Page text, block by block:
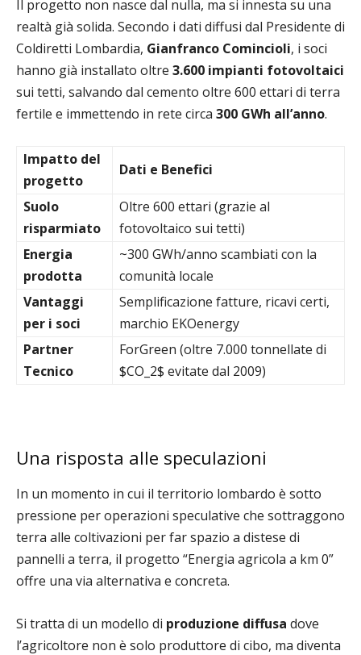
Il progetto non nasce dal nulla, ma si innesta su una
realtà già solida. Secondo i dati diffusi dal Presidente di
Coldiretti Lombardia, Gianfranco Comincioli, i soci
hanno già installato oltre 3.600 impianti fotovoltaici
sui tetti, salvando dal cemento oltre 600 ettari di terra
fertile e immettendo in rete circa 300 GWh all’anno.
Impatto del
progetto
Dati e Benefici
Suolo
risparmiato
Oltre 600 ettari (grazie al
fotovoltaico sui tetti)
Energia
prodotta
~300 GWh/anno scambiati con la
comunità locale
Vantaggi
per i soci
Semplificazione fatture, ricavi certi,
marchio EKOenergy
Partner
Tecnico
ForGreen (oltre 7.000 tonnellate di
$CO_2$ evitate dal 2009)
Una risposta alle speculazioni
In un momento in cui il territorio lombardo è sotto
pressione per operazioni speculative che sottraggono
terra alle coltivazioni per far spazio a distese di
pannelli a terra, il progetto “Energia agricola a km 0”
offre una via alternativa e concreta.
Si tratta di un modello di produzione diffusa dove
l’agricoltore non è solo produttore di cibo, ma diventa